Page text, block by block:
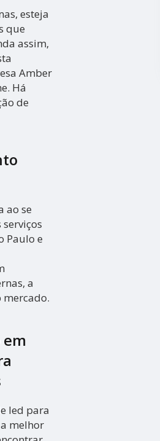
esteja
que
assim,
Amber
Há
de
ao se
Paulo e
a
mercado.
em
led para
melhor